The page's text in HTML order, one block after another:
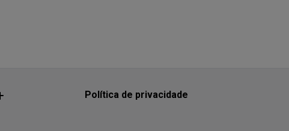
Política de privacidade